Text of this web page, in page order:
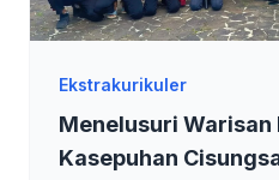
Ekstrakurikuler
Menelusuri Warisan
Kasepuhan